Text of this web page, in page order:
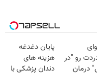
رو "در
درمان
پایان دغدغه
هزینه های
دندان پزشکی با